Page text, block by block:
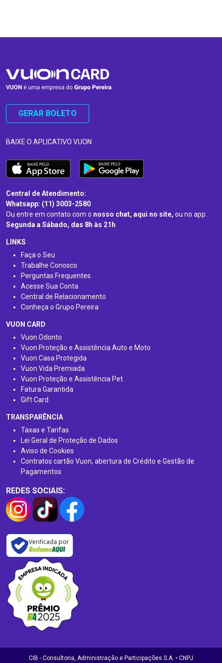
GERAR BOLETO
BAIXE O APLICATIVO VUON
Central de Atendimento:
Whatsapp: (11) 3003-2580
Ou entre em contato com o nosso chat, aqui no site, ou no app.
Segunda a Sábado, das 8h às 21h.
LINKS
Faça o Seu
Trabalhe Conosco
Perguntas Frequentes
Acesse Sua Conta
Central de Relacionamento
Conheça o Grupo Pereira
VUON CARD
Vuon Odonto
Vuon Proteção e Assistência Auto e Moto
Vuon Casa Protegida
Vuon Vida Premiada
Vuon Proteção e Assistência Pet
Fatura Garantida
Gift Card
TRANSPARÊNCIA
Taxas e Tarifas
Lei Geral de Proteção de Dados
Aviso de Cookies
Contratos cartão Vuon, abertura de Crédito e Gestão de
Pagamentos
REDES SOCIAIS:
Verificada por
CIB - Consultoria, Administração e Participações S.A. • CNPJ